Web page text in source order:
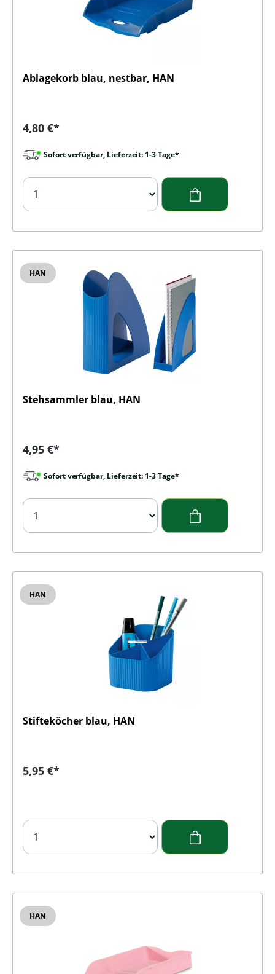
Ablagekorb blau, nestbar, HAN
Regulärer Preis:
4,80 €*
Sofort verfügbar, Lieferzeit: 1-3 Tage*
HAN
Stehsammler blau, HAN
Regulärer Preis:
4,95 €*
Sofort verfügbar, Lieferzeit: 1-3 Tage*
HAN
Stifteköcher blau, HAN
Regulärer Preis:
5,95 €*
HAN